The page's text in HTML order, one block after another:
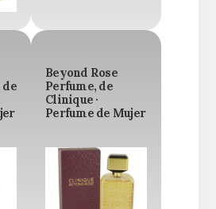
de
Beyond Rose
Perfume, de
Clinique ·
Perfume de Mujer